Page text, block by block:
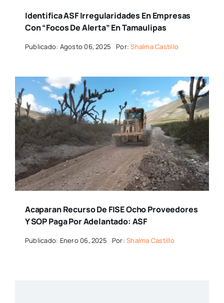
Identifica ASF Irregularidades En Empresas
Con “focos De Alerta” En Tamaulipas
Publicado: Agosto 06, 2025 Por:Shalma Castillo
Acaparan Recurso De FISE Ocho Proveedores
Y SOP Paga Por Adelantado: ASF
Publicado: Enero 06, 2025 Por:Shalma Castillo